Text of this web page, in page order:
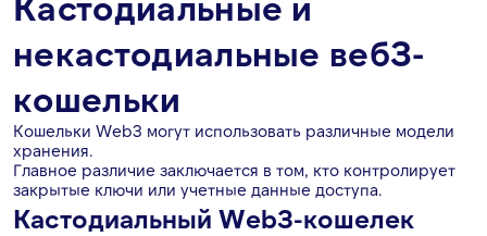
некастодиальные веб3-
кошельки
Кошельки Web3 могут использовать различные модели
хранения.
Главное различие заключается в том, кто контролирует
закрытые ключи или учетные данные доступа.
Кастодиальный Web3-кошелек